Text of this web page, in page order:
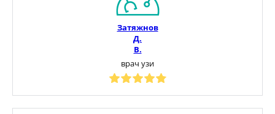
Затяжнов
Д.
В.
врач узи